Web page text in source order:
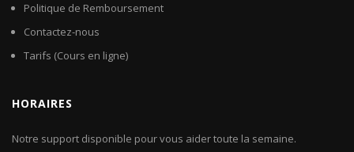
Politique de Remboursement
Contactez-nous
Tarifs (Cours en ligne)
HORAIRES
Notre support disponible pour vous aider toute la semaine.